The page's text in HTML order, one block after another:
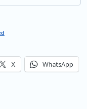
X WhatsApp